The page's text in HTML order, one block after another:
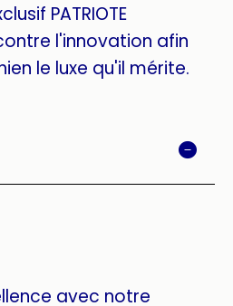
PATRIOTE
l'innovation afin
le luxe qu'il mérite.
avec notre